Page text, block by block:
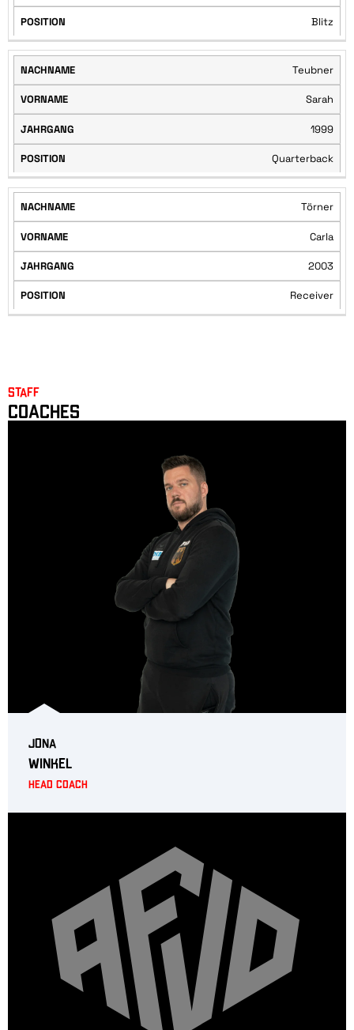
Blitz
Teubner
Sarah
1999
Quarterback
Törner
Carla
2003
Receiver
Staff
Coaches
Jona
Winkel
Head Coach